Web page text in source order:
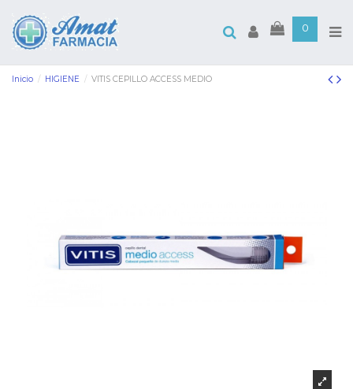
0
Inicio HIGIENE VITIS CEPILLO ACCESS MEDIO